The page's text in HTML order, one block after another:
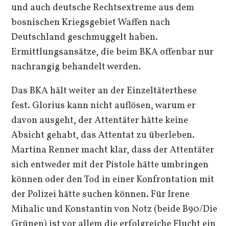
und auch deutsche Rechtsextreme aus dem
bosnischen Kriegsgebiet Waffen nach
Deutschland geschmuggelt haben.
Ermittlungsansätze, die beim BKA offenbar nur
nachrangig behandelt werden.
Das BKA hält weiter an der Einzeltäterthese
fest. Glorius kann nicht auflösen, warum er
davon ausgeht, der Attentäter hätte keine
Absicht gehabt, das Attentat zu überleben.
Martina Renner macht klar, dass der Attentäter
sich entweder mit der Pistole hätte umbringen
können oder den Tod in einer Konfrontation mit
der Polizei hätte suchen können. Für Irene
Mihalic und Konstantin von Notz (beide B90/Die